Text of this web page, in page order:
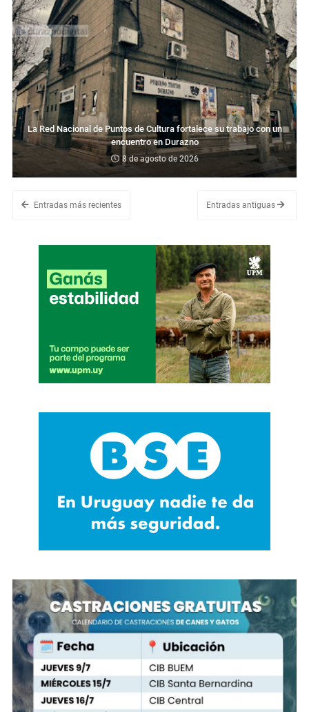
La Red Nacional de Puntos de Cultura fortalece su trabajo con un
encuentro en Durazno
8 de agosto de 2026
Entradas más recientes Entradas antiguas